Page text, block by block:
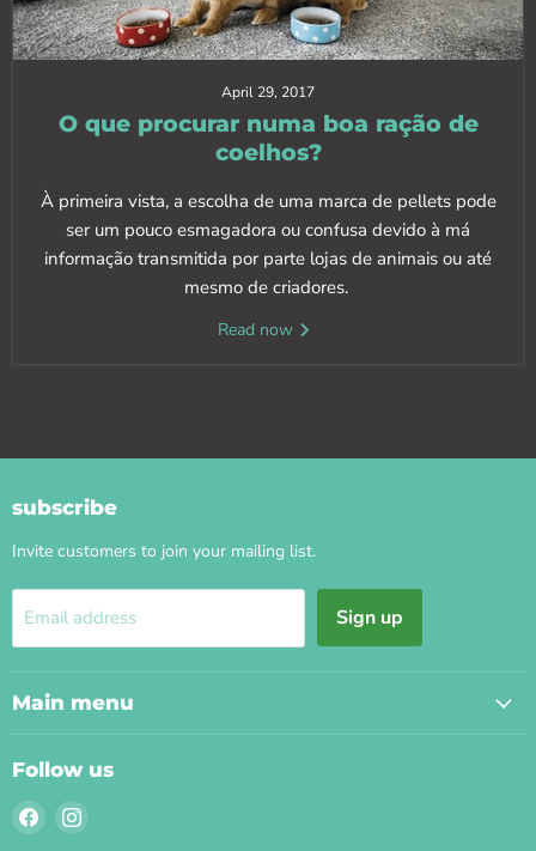
April 29, 2017
O que procurar numa boa ração de
coelhos?
À primeira vista, a escolha de uma marca de pellets pode
ser um pouco esmagadora ou confusa devido à má
informação transmitida por parte lojas de animais ou até
mesmo de criadores.
Read now
subscribe
Invite customers to join your mailing list.
Email address Sign up
Main menu
Follow us
Find